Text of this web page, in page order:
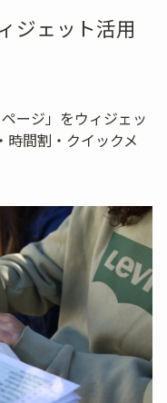
ジェット活用
ージ」をウィジェッ
時間割・クイックメ